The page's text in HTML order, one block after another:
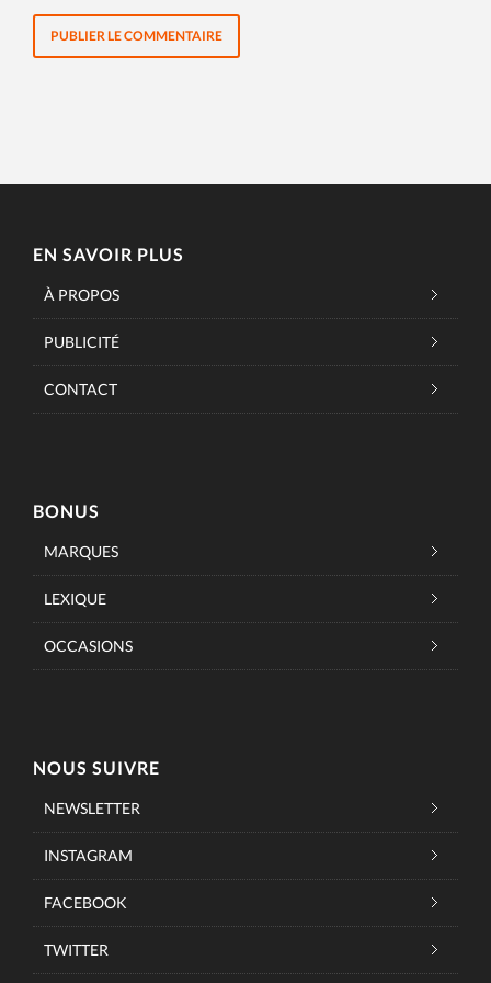
EN SAVOIR PLUS
À PROPOS
PUBLICITÉ
CONTACT
BONUS
MARQUES
LEXIQUE
OCCASIONS
NOUS SUIVRE
NEWSLETTER
INSTAGRAM
FACEBOOK
TWITTER